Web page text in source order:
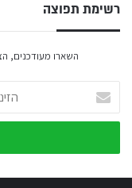
רשימת תפוצה
השארו מעודכנים,
הזינ/י
את
כתובת
שלך